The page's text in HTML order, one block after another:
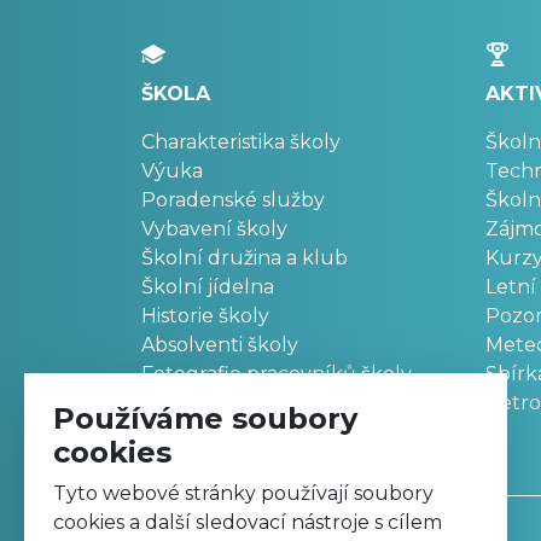
ŠKOLA
Charakteristika školy
Výuka
Poradenské služby
Vybavení školy
Školní družina a klub
Školní jídelna
Historie školy
Absolventi školy
Fotografie pracovníků školy
Používáme soubory
cookies
Tyto webové stránky používají soubory
cookies a další sledovací nástroje s cílem